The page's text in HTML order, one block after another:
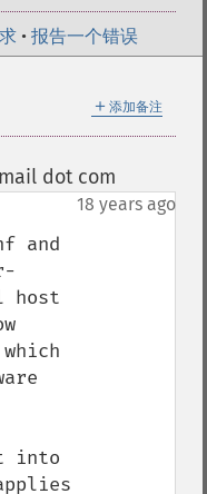
• 报告一个错误
＋ 添加备注
dot com
18 years ago
and
host
into